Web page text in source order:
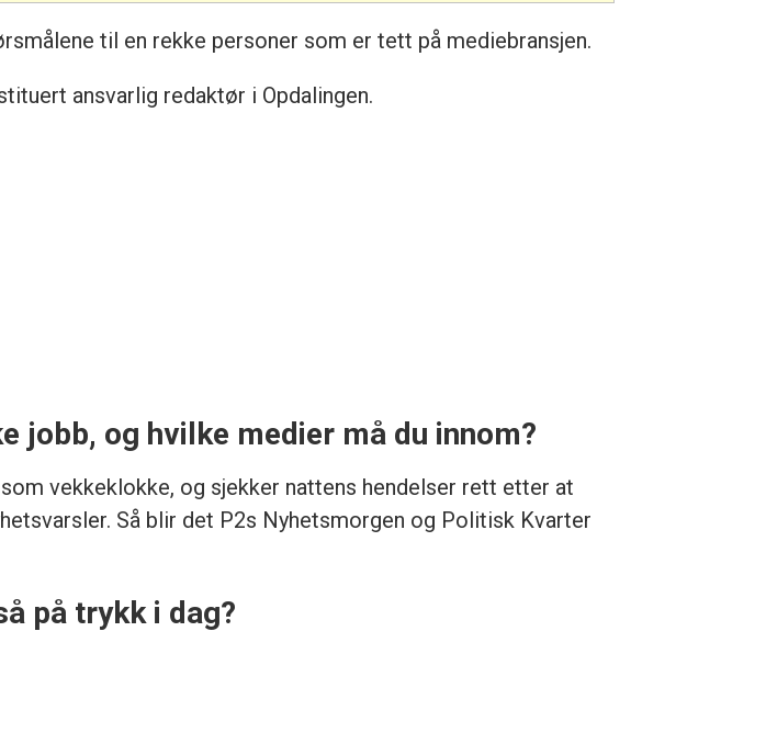
til en rekke personer som er tett på mediebransjen.
ansvarlig redaktør i Opdalingen.
jobb, og hvilke medier må du innom?
vekkeklokke, og sjekker nattens hendelser rett etter at
Så blir det P2s Nyhetsmorgen og Politisk Kvarter
på trykk i dag?